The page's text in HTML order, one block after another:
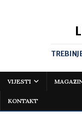
VIJESTI
KONTAKT